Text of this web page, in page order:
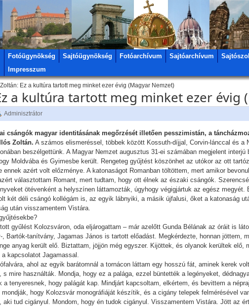
Fotóügynökség Sajtóügynökség Fotóarchívum Sajtóarchívum
Impresszum
Ez a kultúra tartott meg minket ezer évig (Magyar Nemzet)
a kultúra tartott meg minket ezer évig
Adminisztrátor
csángók magyar identitásának megőrzését illetően pesszimistán, a
Zoltán. A számos elismeréssel, többek között Kossuth-díjjal, Corvin-lánccal és a
beszélgettünk. A Magyar Nemzet augusztus 31-ei számában megjelent interjú
Moldvába és Gyimesbe került. Rengeteg gyűjtést köszönhet az utókor az ott
ennek azért volt előzménye. A katonaságot Romanban töltöttem, mert amikor
választottam Romant, mert tudtam, hogy ott élnek az északi csángók.
ötévenként a helyszínen láttamozták, úgyhogy végigjártuk az egész
két déli csángó kollégám is, az egyik lábnyiki, a másik újfalusi, őket a katonaság
után visszamentem Vistára.
gyűlést Kolozsváron, oda eljárogattam – már azelőtt Gunda Bélának az óráit is
Bartók-tanítvány, Jagamas János is tartott előadást. Megkérdezte, honnan jöttem,
anyag került elő. Biztattam, jöjjön még egyszer. Kijöttek, és olyanok kerültek elő,
kapcsolatot Jagamassal.
ahol az egyik barátomnál a tornácon láttam egy hosszú fát, aminek kerek
mire használták. Mondja, hogy ez a palága, ezzel büntették a legényeket,
a tenyeresnek, hogy palágát kap. Mindjárt kapcsoltam, elkértem, és bevittem a
hogy Kolozsvár monográfiáját készítik, és a cigány telepek felmérésével
aki tud cigányul. Mondom, hogy én tudok cigányul. Visszamentem Vistára. Jött az